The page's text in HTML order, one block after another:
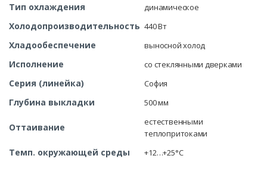
Тип охлаждения динамическое
Холодопроизводительность 440 Вт
Хладообеспечение выносной холод
Исполнение со стеклянными дверками
Серия (линейка) София
Глубина выкладки 500 мм
Оттаивание
естественными
теплопритоками
Темп. окружающей среды +12…+25°C